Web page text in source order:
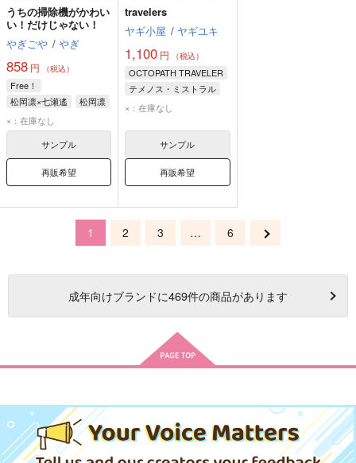
うちの掃除機がかわい
い！だけじゃない！
やぎごや / やぎ
858 円 （税込）
Free！
松岡凛×七瀬遙
松岡凛
七瀬遙
×：在庫なし
サンプル
再販希望
travelers
ヤギ小屋 / ヤギユキ
1,100 円 （税込）
OCTOPATH TRAVELER
テメノス・ミストラル
クリック・ウェルズリー
×：在庫なし
サンプル
再販希望
1 2 3 … 6
成年向けブランドに469件の商品があります